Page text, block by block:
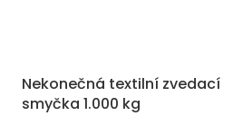
Nekonečná textilní zvedací
smyčka 1.000 kg